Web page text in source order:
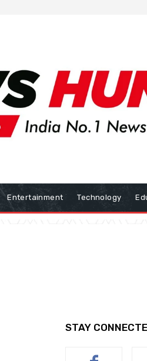
Entertainment Technology
STAY